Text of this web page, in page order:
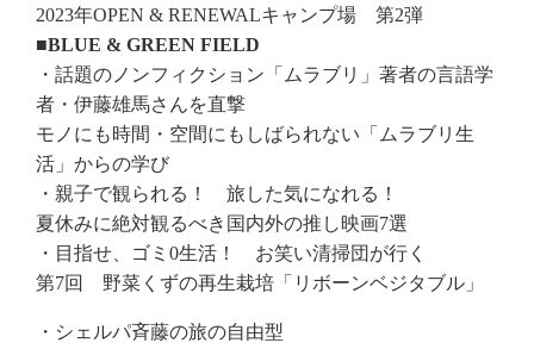
2023年OPEN & RENEWALキャンプ場 第2弾
■BLUE & GREEN FIELD
・話題のノンフィクション「ムラブリ」著者の言語学
者・伊藤雄馬さんを直撃
モノにも時間・空間にもしばられない「ムラブリ生
活」からの学び
・親子で観られる！ 旅した気になれる！
夏休みに絶対観るべき国内外の推し映画7選
・目指せ、ゴミ0生活！ お笑い清掃団が行く
第7回 野菜くずの再生栽培「リボーンベジタブル」
・シェルパ斉藤の旅の自由型